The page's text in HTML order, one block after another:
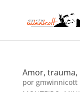
Amor, trauma,
por gmwinnicott